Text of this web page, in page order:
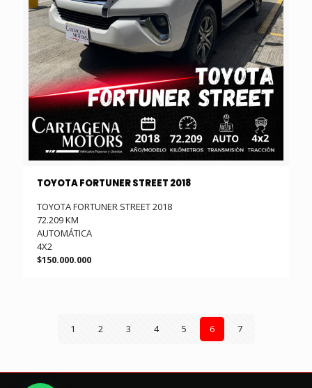
TOYOTA FORTUNER STREET 2018
TOYOTA FORTUNER STREET 2018
72.209 KM
AUTOMÁTICA
4X2
$150.000.000
1 2 3 4 5 6 7